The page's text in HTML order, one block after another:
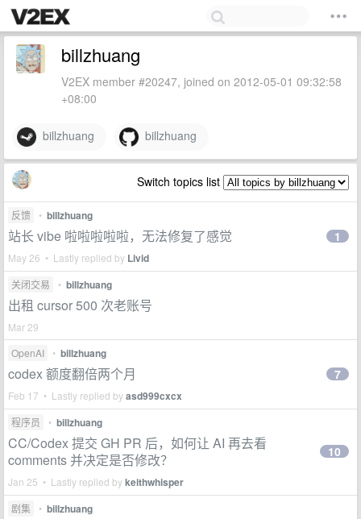
billzhuang
V2EX member #20247, joined on 2012-05-01 09:32:58
+08:00
billzhuang billzhuang
Switch topics list
反馈 • billzhuang
站长 vibe 啦啦啦啦啦，无法修复了感觉
May 26 • Lastly replied by Livid
1
关闭交易 • billzhuang
出租 cursor 500 次老账号
Mar 29
OpenAI
• billzhuang
codex 额度翻倍两个月
Feb 17 • Lastly replied byasd999cxcx
7
程序员 • billzhuang
CC/Codex 提交 GH PR 后，如何让 AI 再去看
comments 并决定是否修改？
Jan 25 • Lastly replied bykeithwhisper
10
剧集 • billzhuang